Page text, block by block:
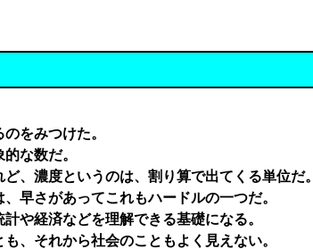
をみつけた。
な数だ。
、濃度というのは、割り算で出てくる単位だ。
早さがあってこれもハードルの一つだ。
や経済などを理解できる基礎になる。
、それから社会のこともよく見えない。